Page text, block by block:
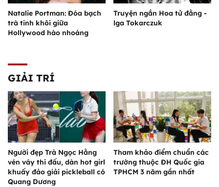
Natalie Portman: Đóa bạch
trà tinh khôi giữa
Hollywood hào nhoáng
Truyện ngắn Hoa tử đằng -
lga Tokarczuk
GIẢI TRÍ
Người đẹp Trà Ngọc Hằng
vén váy thi đấu, dàn hot girl
khuấy đảo giải pickleball có
Quang Dương
Tham khảo điểm chuẩn các
trường thuộc ĐH Quốc gia
TPHCM 3 năm gần nhất